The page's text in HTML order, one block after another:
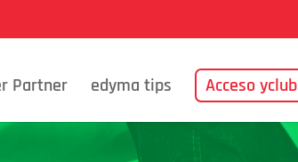
Partner edyma tips Acceso yclub